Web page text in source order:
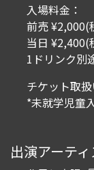
入場料金：
前売 ¥2,000(
当日 ¥2,400(
1ドリンク別
チケット取
*未就学児童
出演アーティ